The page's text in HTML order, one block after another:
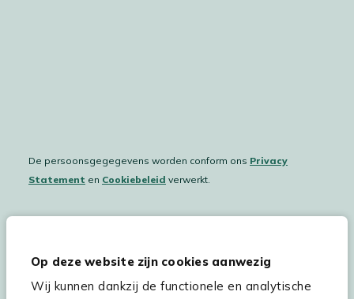
Op deze website zijn cookies aanwezig
Wij kunnen dankzij de functionele en analytische
De persoonsgegegevens worden conform ons Privacy
Statement en Cookiebeleid verwerkt.
Hulp & service
Assortiment